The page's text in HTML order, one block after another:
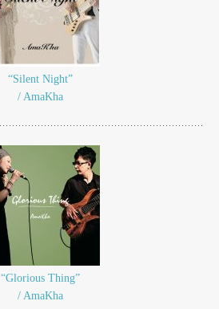
“Silent Night”
/ AmaKha
“Glorious Thing”
/ AmaKha